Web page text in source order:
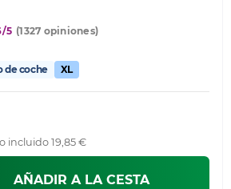
5 (1327 opiniones)
de coche XL
incluido 19,85 €
AÑADIR A LA CESTA